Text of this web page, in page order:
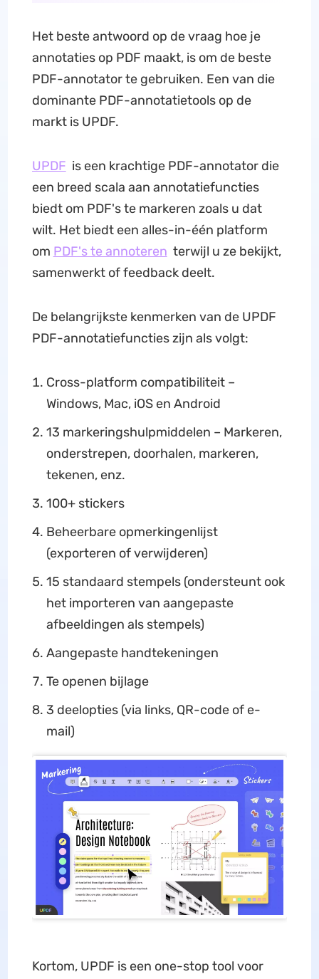
Het beste antwoord op de vraag hoe je
annotaties op PDF maakt, is om de beste
PDF-annotator te gebruiken. Een van die
dominante PDF-annotatietools op de
markt is UPDF.
UPDF is een krachtige PDF-annotator die
een breed scala aan annotatiefuncties
biedt om PDF's te markeren zoals u dat
wilt. Het biedt een alles-in-één platform
om PDF's te annoteren terwijl u ze bekijkt,
samenwerkt of feedback deelt.
De belangrijkste kenmerken van de UPDF
PDF-annotatiefuncties zijn als volgt:
Cross-platform compatibiliteit –
Windows, Mac, iOS en Android
13 markeringshulpmiddelen – Markeren,
onderstrepen, doorhalen, markeren,
tekenen, enz.
100+ stickers
Beheerbare opmerkingenlijst
(exporteren of verwijderen)
15 standaard stempels (ondersteunt ook
het importeren van aangepaste
afbeeldingen als stempels)
Aangepaste handtekeningen
Te openen bijlage
3 deelopties (via links, QR-code of e-
mail)
Kortom, UPDF is een one-stop tool voor